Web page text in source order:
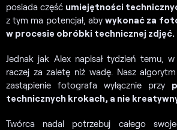
posiada część umiejętności
z tym ma potencjał, abywykonać za
w procesie obróbki technicznej zdjęć.
Jednak jak Alex napisał tydzień temu,
raczej za zaletę niż wadę. Nasz
zastąpienie fotografa wyłącznie przy
technicznych krokach, a nie
Twórca nadal potrzebuj całego